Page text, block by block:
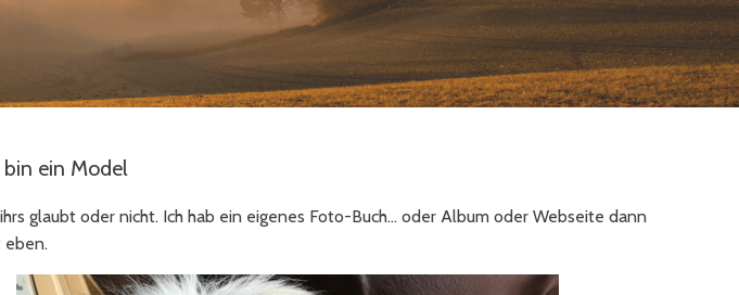
bin ein Model
glaubt oder nicht. Ich hab ein eigenes Foto-Buch… oder Album oder Webseite dann
eben.